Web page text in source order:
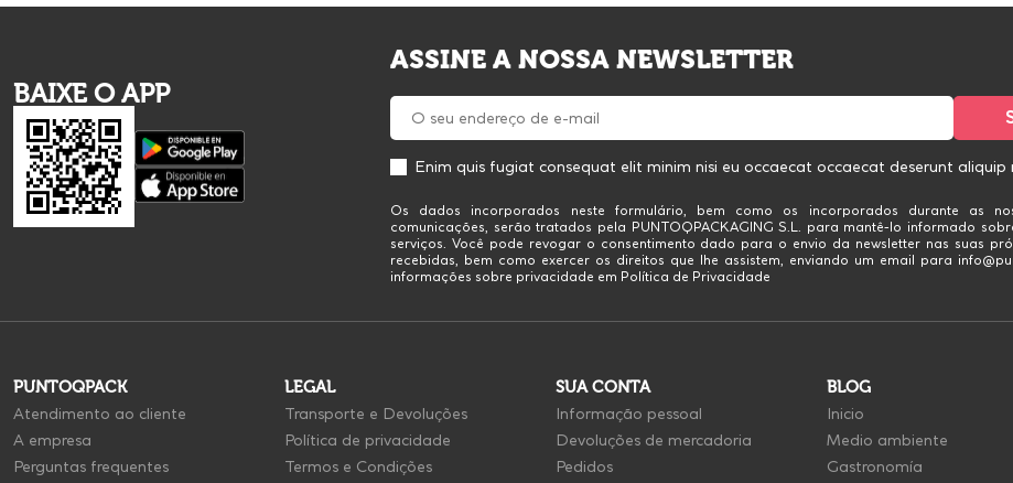
BAIXE O APP
ASSINE A NOSSA NEWSLETTER
Enim quis fugiat consequat elit minim nisi eu occaecat occaecat deserunt aliquip
Os dados incorporados neste formulário, bem como os incorporados durante as
comunicações, serão tratados pela PUNTOQPACKAGING S.L. para mantê-lo informado
serviços. Você pode revogar o consentimento dado para o envio da newsletter nas suas
recebidas, bem como exercer os direitos que lhe assistem, enviando um email para
informações sobre privacidade em Política de Privacidade
PUNTOQPACK
Atendimento ao cliente
A empresa
Perguntas frequentes
LEGAL
Transporte e Devoluções
Política de privacidade
Termos e Condições
SUA CONTA
Informação pessoal
Devoluções de mercadoria
Pedidos
BLOG
Inicio
Medio ambiente
Gastronomía